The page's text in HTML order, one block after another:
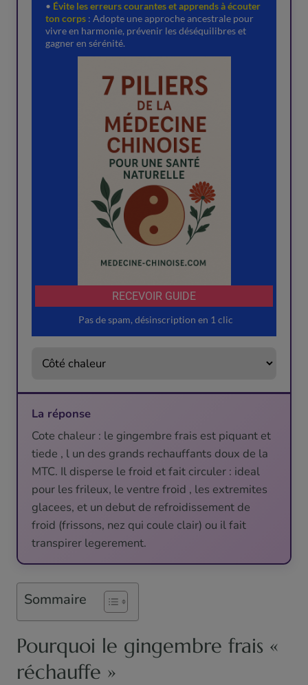
La réponse
Cote chaleur : le gingembre frais est piquant et
tiede , l un des grands rechauffants doux de la
MTC. Il disperse le froid et fait circuler : ideal
pour les frileux, le ventre froid , les extremites
glacees, et un debut de refroidissement de
froid (frissons, nez qui coule clair) ou il fait
transpirer legerement.
Sommaire
Pourquoi le gingembre frais «
réchauffe »